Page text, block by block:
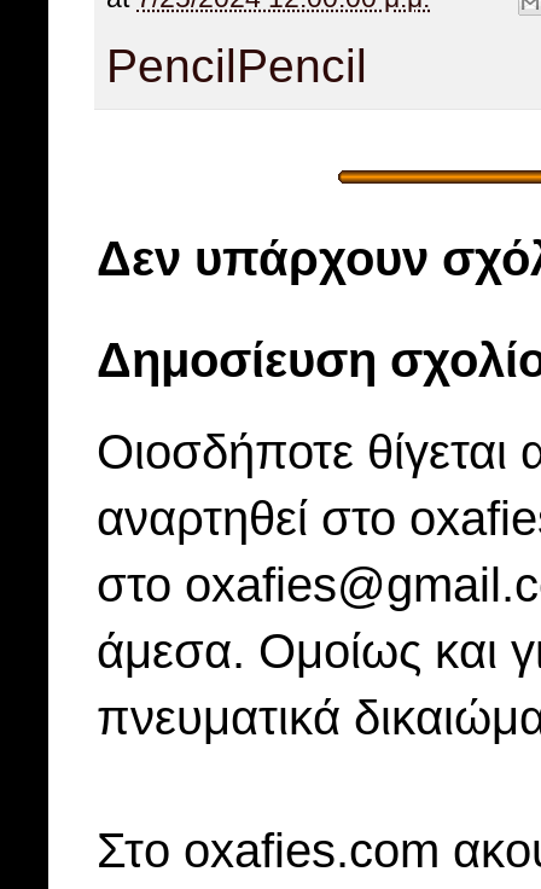
PencilPencil
Δεν υπάρχουν
Δημοσίευση
Οιοσδήποτε
αναρτηθεί στο
στο
άμεσα. Ομοίως και
πνευματικά
Στo oxafies.com